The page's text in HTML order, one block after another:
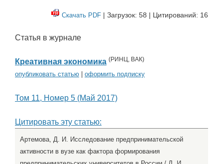
Скачать PDF | Загрузок: 58 | Цитирований: 16
Статья в журнале
Креативная экономика (РИНЦ, ВАК)
опубликовать статью оформить подписку
Том 11, Номер 5 (Май 2017)
Цитировать эту статью:
Артемова, Д. И. Исследование предпринимательской
активности в вузе как фактора формирования